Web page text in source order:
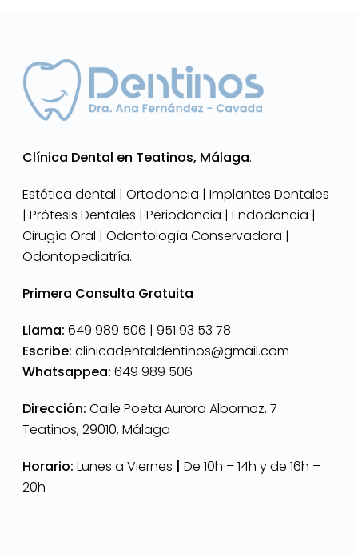
Clínica Dental en Teatinos, Málaga.
Estética dental | Ortodoncia | Implantes Dentales
| Prótesis Dentales | Periodoncia | Endodoncia |
Cirugía Oral | Odontología Conservadora |
Odontopediatría.
Primera Consulta Gratuita
Llama: 649 989 506 | 951 93 53 78
Escribe: clinicadentaldentinos@gmail.com
Whatsappea: 649 989 506
Dirección: Calle Poeta Aurora Albornoz, 7
Teatinos, 29010, Málaga
Horario: Lunes a Viernes | De 10h – 14h y de 16h –
20h